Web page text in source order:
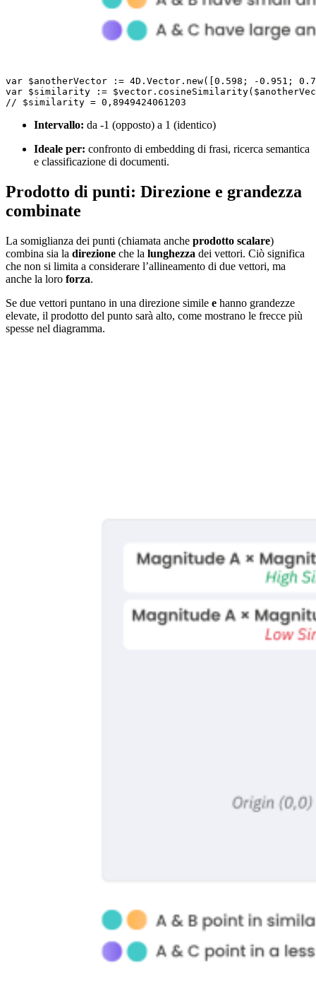
var $anotherVector := 4D.Vector.new([0.598; -0.951;
var $similarity :=
// $similarity = 0,8949424061203
Intervallo: da -1 (opposto) a 1 (identico)
Ideale per: confronto di embedding di frasi, ricerca semantica
e classificazione di documenti.
Prodotto di punti: Direzione e grandezza
combinate
La somiglianza dei punti (chiamata anche prodotto scalare)
combina sia la direzione che la lunghezza dei vettori. Ciò significa
che non si limita a considerare l’allineamento di due vettori, ma
anche la loro forza.
Se due vettori puntano in una direzione simile e hanno grandezze
elevate, il prodotto del punto sarà alto, come mostrano le frecce più
spesse nel diagramma.